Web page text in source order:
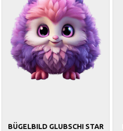
BÜGELBILD GLUBSCHI STAR